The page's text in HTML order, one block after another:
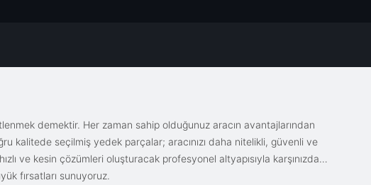
demektir. Her zaman sahip olduğunuz aracın avantajlarından
kalitede seçilmiş yedek parçalar; aracınızı daha nitelikli, güvenli ve
ve kesin çözümleri oluşturacak profesyonel altyapısıyla karşınızda.
fırsatları sunuyoruz.